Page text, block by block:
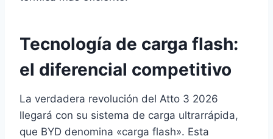
Tecnología de carga flash:
el diferencial competitivo
La verdadera revolución del Atto 3 2026
llegará con su sistema de carga ultrarrápida,
que BYD denomina «carga flash». Esta